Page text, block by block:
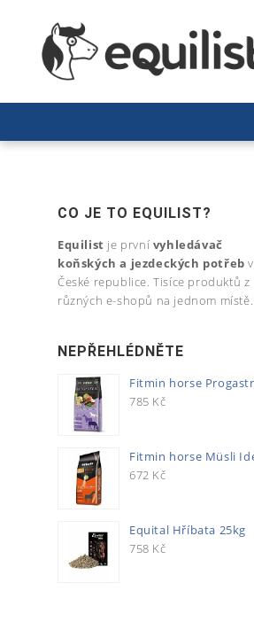
CO JE TO EQUILIST?
Equilist je první vyhledávač
koňských a jezdeckých potřeb v
České republice. Tisíce produktů z
různých e-shopů na jednom místě.
NEPŘEHLÉDNĚTE
785 Kč
672 Kč
Equital Hříbata 25kg
758 Kč